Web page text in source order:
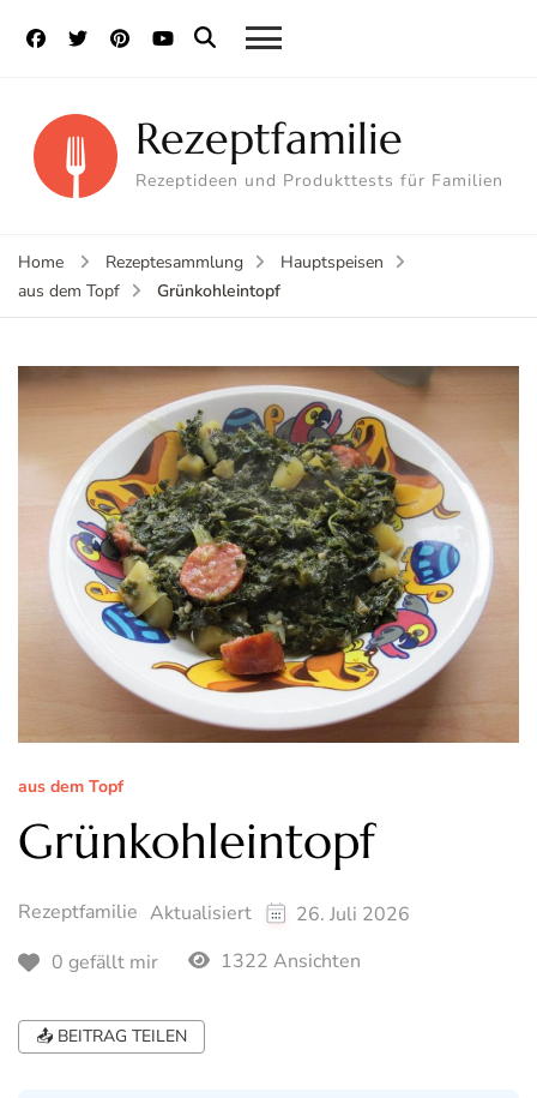
Rezeptfamilie
Rezeptideen und Produkttests für Familien
Home Rezeptesammlung
Hauptspeisen
aus dem Topf
Grünkohleintopf
aus dem Topf
Grünkohleintopf
Rezeptfamilie Aktualisiert
26. Juli 2026
0 gefällt mir
1322 Ansichten
📤 BEITRAG TEILEN